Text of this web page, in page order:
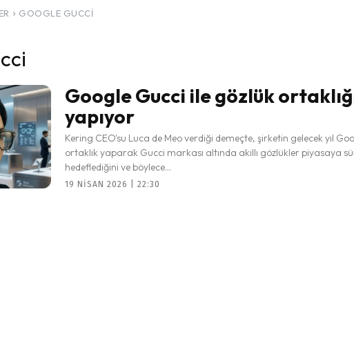
GOOGLE GUCCI
Google Gucci ile gözlük
yapıyor
Kering CEO'su Luca de Meo verdiği demeçte, şirketin gelecek yıl
ortaklık yaparak Gucci markası altında akıllı gözlükler piyasaya
hedeflediğini ve böylece...
19 NISAN 2026 | 22:30